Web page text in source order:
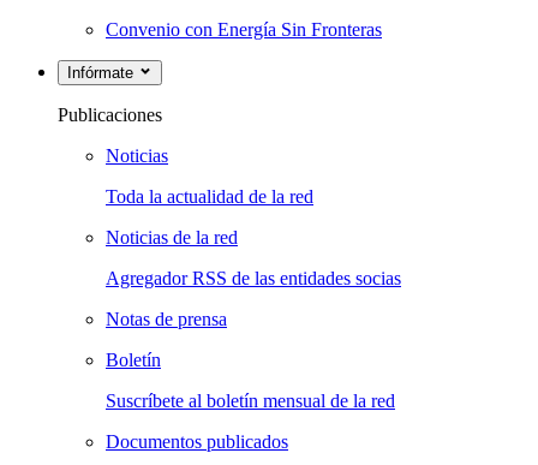
Convenio con Energía Sin Fronteras
Infórmate
Publicaciones
Noticias
Toda la actualidad de la red
Noticias de la red
Agregador RSS de las entidades socias
Notas de prensa
Boletín
Suscríbete al boletín mensual de la red
Documentos publicados